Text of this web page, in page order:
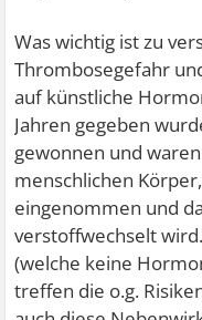
Was wichtig ist zu
Thrombosegefahr
auf künstliche
Jahren gegeben
gewonnen und
menschlichen
eingenommen und
verstoffwechselt
(welche keine
treffen die o.g.